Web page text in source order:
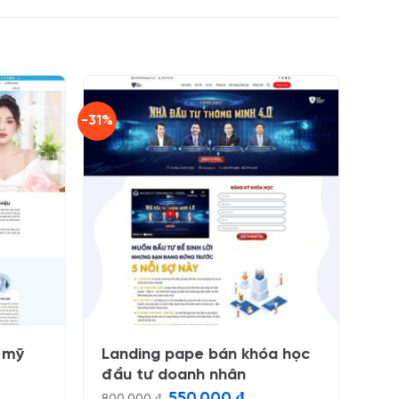
-31%
Landing pape bán khóa học
đầu tư doanh nhân
Giá
Giá